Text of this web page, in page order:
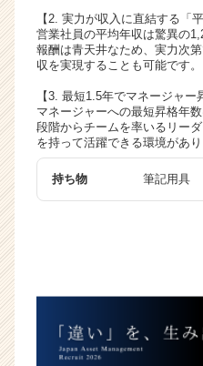
ア
キ
ャ
リ
（C
h
e
r
C
r）
【2. 実力が収入に直結する「
営業社員の平均年収は驚異の
報酬は青天井なため、実力次
収を実現することも可能です。
【3. 最短1.5年でマネージャー
マネージャーへの最短昇格年
段階からチームを率いるリー
を持って活躍できる環境があり
持ち物 筆記用具